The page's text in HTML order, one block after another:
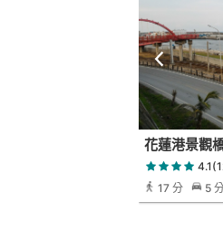
花蓮港景觀
17 分
5